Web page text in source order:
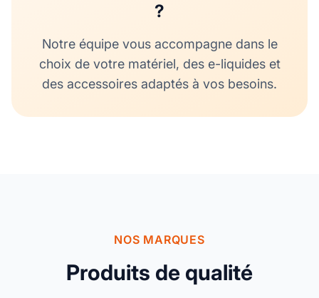
?
Notre équipe vous accompagne dans le
choix de votre matériel, des e-liquides et
des accessoires adaptés à vos besoins.
NOS MARQUES
Produits de qualité